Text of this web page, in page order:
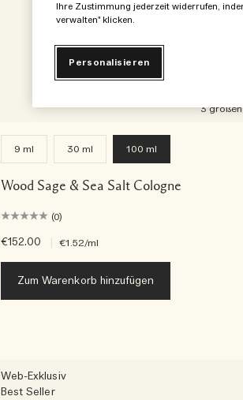
3 größen
9 ml 30 ml 100 ml
Wood Sage & Sea Salt Cologne
(0)
€152.00 €1.52/ml
Zum Warenkorb hinzufügen
Web-Exklusiv
Best Seller
Ihre Zustimmung jederzeit widerrufen,
verwalten" klicken.
Personalisieren